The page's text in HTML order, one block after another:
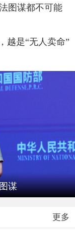
图谋都不可能
越是“无人卖命”
谋
更多